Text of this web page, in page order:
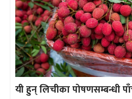
यी हुन् लिचीका पोषणसम्बन्धी